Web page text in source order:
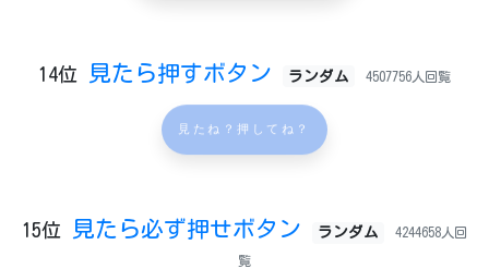
14位 見たら押すボタン ランダム 4507756人回覧
見たね？押してね？
15位 見たら必ず押せボタン ランダム 4244658人回
覧